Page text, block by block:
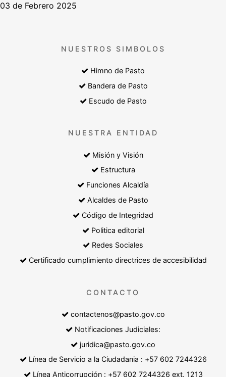
03 de Febrero 2025
NUESTROS SIMBOLOS
Himno de Pasto
Bandera de Pasto
Escudo de Pasto
NUESTRA ENTIDAD
Misión y Visión
Estructura
Funciones Alcaldía
Alcaldes de Pasto
Código de Integridad
Politica editorial
Redes Sociales
Certificado cumplimiento directrices de accesibilidad
CONTACTO
contactenos@pasto.gov.co
Notificaciones Judiciales:
juridica@pasto.gov.co
Línea de Servicio a la Ciudadania : +57 602 7244326
Línea Anticorrupción : +57 602 7244326 ext. 1213